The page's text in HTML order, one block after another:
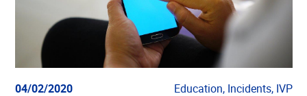
04/02/2020
Education, Incidents, IVP